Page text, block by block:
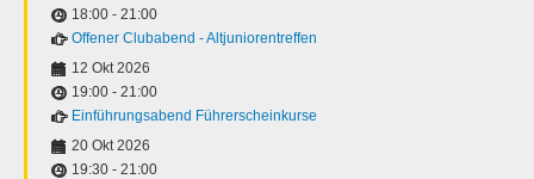
18:00 - 21:00
Offener Clubabend - Altjuniorentreffen
12 Okt 2026
19:00 - 21:00
Einführungsabend Führerscheinkurse
20 Okt 2026
19:30 - 21:00